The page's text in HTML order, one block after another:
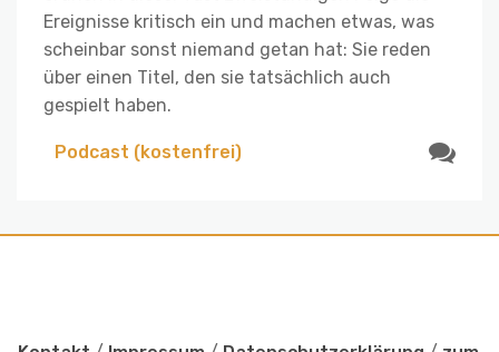
Ereignisse kritisch ein und machen etwas, was
scheinbar sonst niemand getan hat: Sie reden
über einen Titel, den sie tatsächlich auch
gespielt haben.
Podcast (kostenfrei)